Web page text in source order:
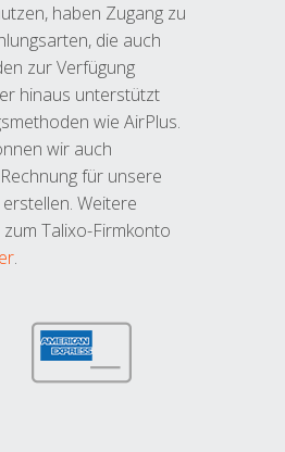
haben Zugang zu
die auch
zur Verfügung
hinaus unterstützt
wie AirPlus.
wir auch
für unsere
Weitere
Talixo-Firmkonto
.